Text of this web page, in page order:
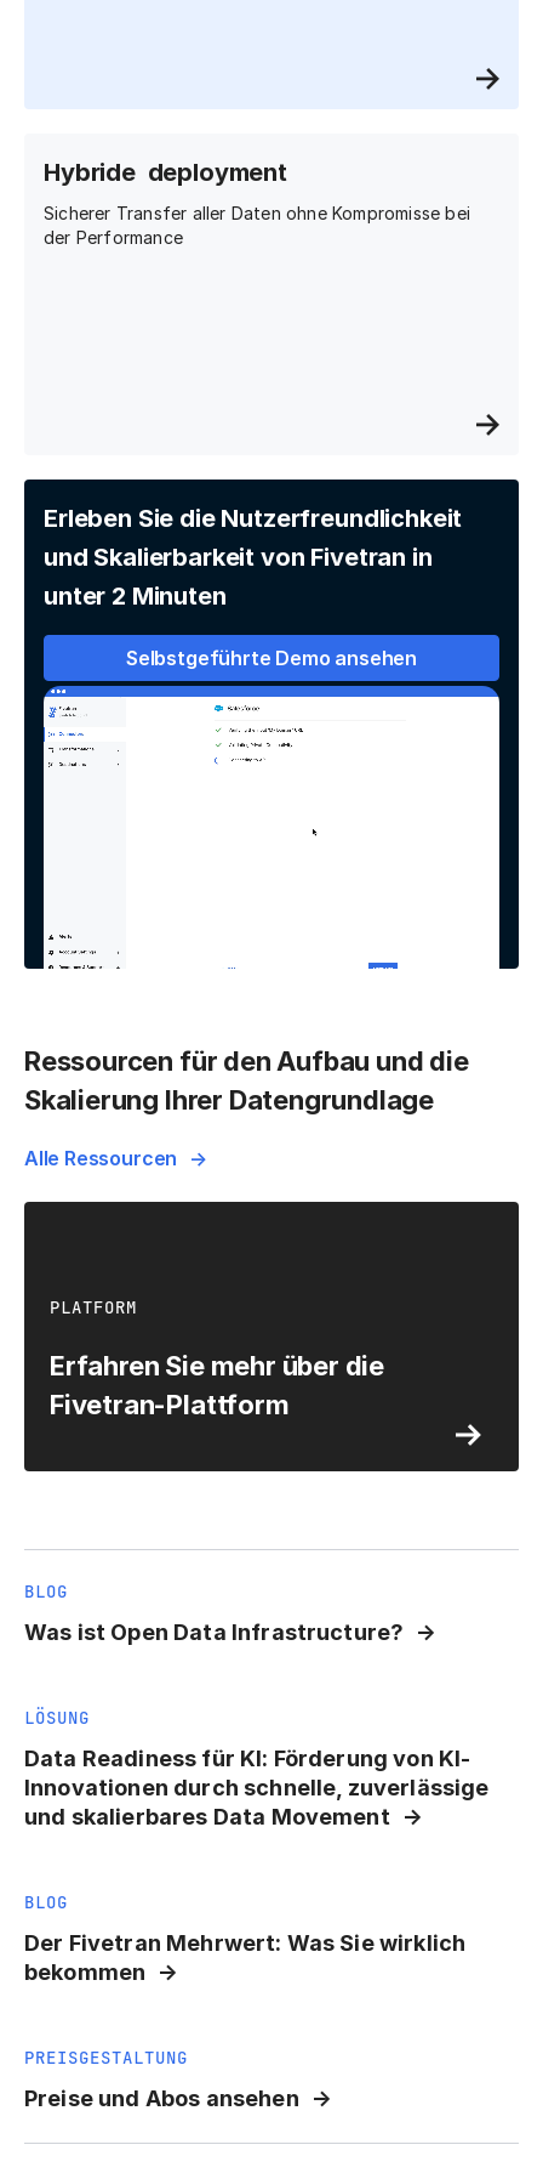
Hybride deployment
Sicherer Transfer aller Daten ohne Kompromisse bei
der Performance
Erleben Sie die Nutzerfreundlichkeit
und Skalierbarkeit von Fivetran in
unter 2 Minuten
Selbstgeführte Demo ansehen
Ressourcen für den Aufbau und die
Skalierung Ihrer Datengrundlage
Alle Ressourcen
PLATFORM
Erfahren Sie mehr über die
Fivetran-Plattform
BLOG
Was ist Open Data Infrastructure?
LÖSUNG
Data Readiness für KI: Förderung von KI-
Innovationen durch schnelle, zuverlässige
und skalierbares Data Movement
BLOG
Der Fivetran Mehrwert: Was Sie wirklich
bekommen
PREISGESTALTUNG
Preise und Abos ansehen